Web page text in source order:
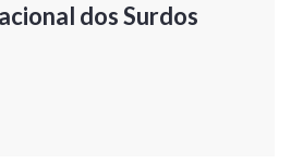
dos Surdos